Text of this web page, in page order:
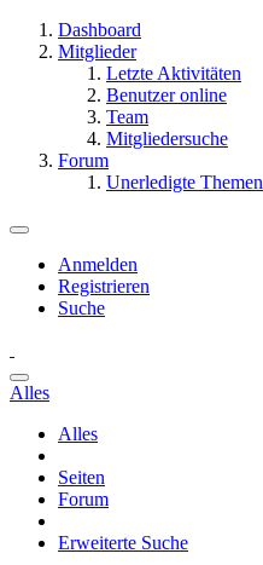
Dashboard
Mitglieder
Letzte Aktivitäten
Benutzer online
Team
Mitgliedersuche
Forum
Unerledigte Themen
Anmelden
Registrieren
Suche
Alles
Alles
Seiten
Forum
Erweiterte Suche